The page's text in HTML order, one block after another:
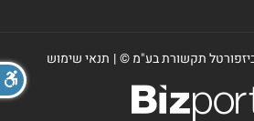
תקשורת בע"מ ©| תנאי שימוש